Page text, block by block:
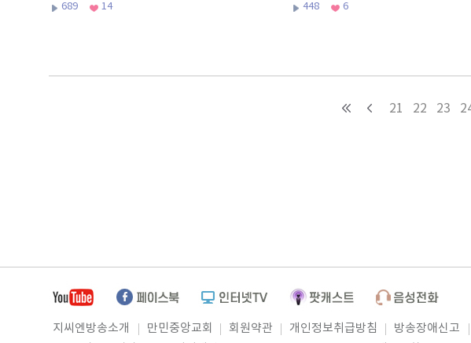
689 14 448 6
21 22 23
지씨엔방송소개 만민중앙교회 회원약관 개인정보취급방침 방송장애신고